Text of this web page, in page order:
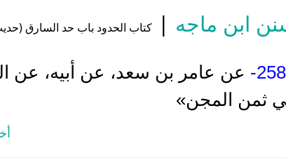
ابن ماجه | كتاب الحدود باب حد السارق (حديث
عن عامر بن سعد، عن أبيه، عن
ثمن المجن»